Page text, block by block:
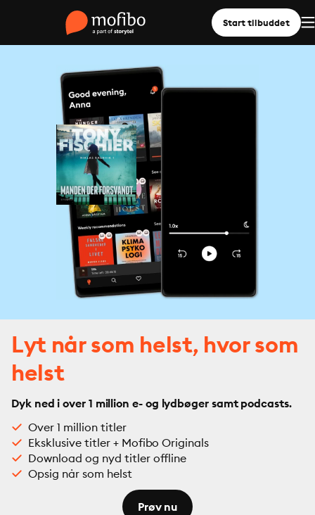
Start tilbuddet
Lyt når som helst, hvor som
helst
Dyk ned i over 1 million e- og lydbøger samt podcasts.
Over 1 million titler
Eksklusive titler + Mofibo Originals
Download og nyd titler offline
Opsig når som helst
Prøv nu